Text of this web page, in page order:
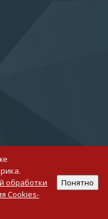
site in 1C-Bitrix
обработки
Cookies-
Понятно